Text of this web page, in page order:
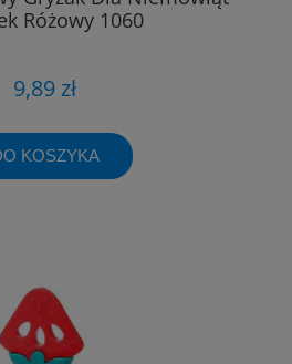
Różowy 1060
9,89 zł
KOSZYKA